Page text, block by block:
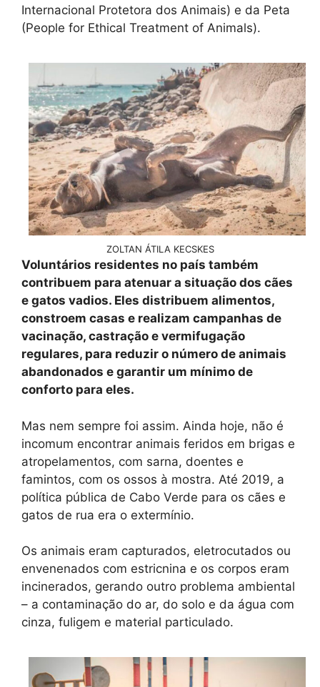
Internacional Protetora dos Animais) e da Peta
(People for Ethical Treatment of Animals).
ZOLTAN ÁTILA KECSKES
Voluntários residentes no país também
contribuem para atenuar a situação dos cães
e gatos vadios. Eles distribuem alimentos,
constroem casas e realizam campanhas de
vacinação, castração e vermifugação
regulares, para reduzir o número de animais
abandonados e garantir um mínimo de
conforto para eles.
Mas nem sempre foi assim. Ainda hoje, não é
incomum encontrar animais feridos em brigas e
atropelamentos, com sarna, doentes e
famintos, com os ossos à mostra. Até 2019, a
política pública de Cabo Verde para os cães e
gatos de rua era o extermínio.
Os animais eram capturados, eletrocutados ou
envenenados com estricnina e os corpos eram
incinerados, gerando outro problema ambiental
– a contaminação do ar, do solo e da água com
cinza, fuligem e material particulado.